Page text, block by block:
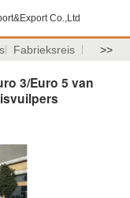
Co.,Ltd
Fabrieksreis >>
3/Euro 5 van